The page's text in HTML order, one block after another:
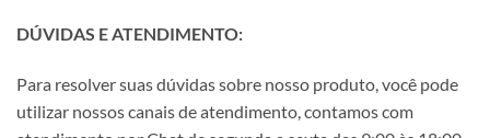
DÚVIDAS E ATENDIMENTO:
Para resolver suas dúvidas sobre nosso produto, você pode
utilizar nossos canais de atendimento, contamos com